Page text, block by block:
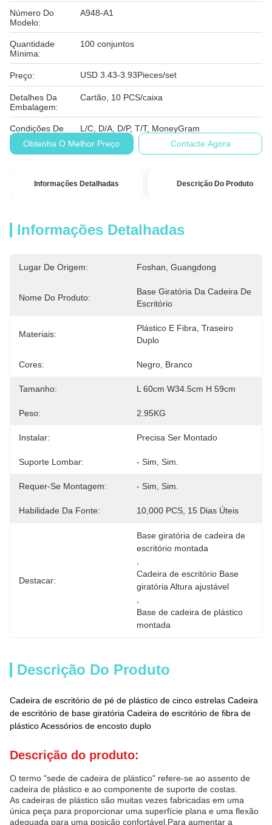
Número Do
Modelo:
A948-A1
Quantidade
Mínima:
100 conjuntos
Preço: USD 3.43-3.93Pieces/set
Detalhes Da
Embalagem:
Cartão, 10 PCS/caixa
Condições De
Pagamento:
L/C, D/A, D/P, T/T, MoneyGram
Obtenha O Melhor Preço
Contacte Agora
Informações Detalhadas Descrição Do Produto
Informações Detalhadas
Lugar De Origem: Foshan, Guangdong
Nome Do Produto:
Base Giratória Da Cadeira De
Escritório
Materiais:
Plástico E Fibra, Traseiro
Duplo
Cores: Negro, Branco
Tamanho: L 60cm W34.5cm H 59cm
Peso: 2.95KG
Instalar: Precisa Ser Montado
Suporte Lombar: - Sim, Sim.
Requer-Se Montagem: - Sim, Sim.
Habilidade Da Fonte: 10,000 PCS, 15 Dias Úteis
Destacar:
Base giratória de cadeira de
escritório montada
Cadeira de escritório Base
giratória Altura ajustável
Base de cadeira de plástico
montada
Descrição Do Produto
Cadeira de escritório de pé de plástico de cinco estrelas Cadeira
de escritório de base giratória Cadeira de escritório de fibra de
plástico Acessórios de encosto duplo
Descrição do produto:
O termo "sede de cadeira de plástico" refere-se ao assento de
cadeira de plástico e ao componente de suporte de costas.
As cadeiras de plástico são muitas vezes fabricadas em uma
única peça para proporcionar uma superfície plana e uma flexão
adequada para uma posição confortável.Para aumentar a